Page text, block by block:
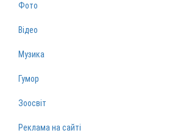
Фото
Відео
Музика
Гумор
Зоосвіт
Реклама на сайті